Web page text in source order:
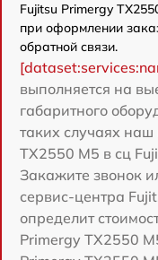
Fujitsu Primergy
при оформлении
обратной связи.
выполняется на
габаритного
таких случаях наш
TX2550 M5 в сц
Закажите звонок
сервис-центра
определит
Primergy TX2550